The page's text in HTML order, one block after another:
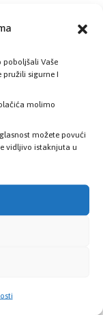
poboljšali Vaše
pružili sigurne I
molimo
možete povući
vidljivo istaknjuta u